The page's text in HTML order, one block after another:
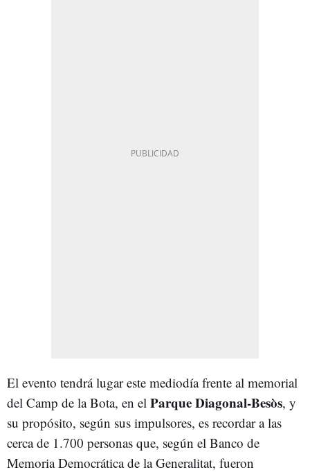
El evento tendrá lugar este mediodía frente al memorial
del Camp de la Bota, en el Parque Diagonal-Besòs, y
su propósito, según sus impulsores, es recordar a las
cerca de 1.700 personas que, según el Banco de
Memoria Democrática de la Generalitat, fueron